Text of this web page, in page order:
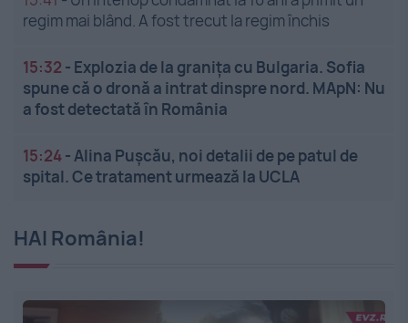
regim mai blând. A fost trecut la regim închis
15:32 - Explozia de la granița cu Bulgaria. Sofia
spune că o dronă a intrat dinspre nord. MApN: Nu
a fost detectată în România
15:24-Alina Pușcău, noi detalii de pe patul de
spital. Ce tratament urmează la UCLA
HAI România!